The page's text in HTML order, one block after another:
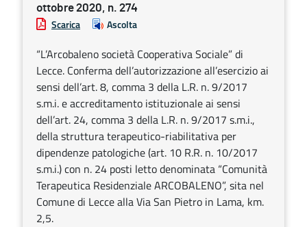
ottobre 2020, n. 274
Scarica Ascolta
“L’Arcobaleno società Cooperativa Sociale” di
Lecce. Conferma dell’autorizzazione all’esercizio ai
sensi dell’art. 8, comma 3 della L.R. n. 9/2017
s.m.i. e accreditamento istituzionale ai sensi
dell’art. 24, comma 3 della L.R. n. 9/2017 s.m.i.,
della struttura terapeutico-riabilitativa per
dipendenze patologiche (art. 10 R.R. n. 10/2017
s.m.i.) con n. 24 posti letto denominata “Comunità
Terapeutica Residenziale ARCOBALENO”, sita nel
Comune di Lecce alla Via San Pietro in Lama, km.
2,5.